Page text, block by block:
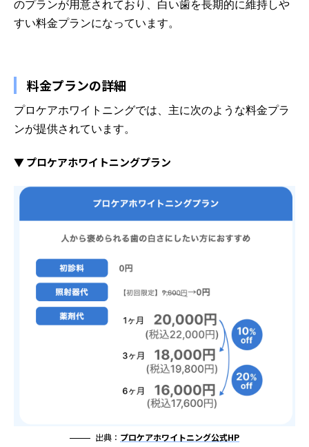
のプランが用意されており、白い歯を長期的に維持しや
すい料金プランになっています。
料金プランの詳細
プロケアホワイトニングでは、主に次のような料金プラ
ンが提供されています。
▼ プロケアホワイトニングプラン
出典： プロケアホワイトニング公式HP